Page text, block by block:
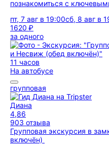
познакомиться с
пт, 7 авг в 19:00сб, 8 авг в
1620 ₽
за одного
11 часов
На автобусе
групповая
Диана
4,86
903 отзыва
Групповая экскурсия в
включён)